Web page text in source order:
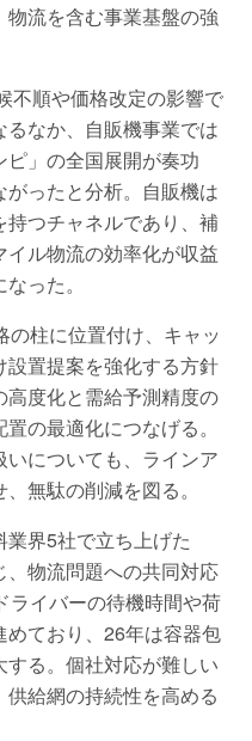
流を含む事業基盤の強
不順や価格改定の影響で
なか、自販機事業では
」の全国展開が奏功
ったと分析。自販機は
つチャネルであり、補
ル物流の効率化が収益
った。
柱に位置付け、キャッ
置提案を強化する方針
度化と需給予測精度の
の最適化につなげる。
についても、ラインア
無駄の削減を図る。
界5社で立ち上げた
、物流問題への共同対応
ライバーの待機時間や荷
ており、26年は容器包
る。個社対応が難しい
給網の持続性を高める